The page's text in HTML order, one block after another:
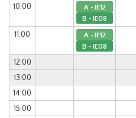
10:00
A - IE12
B - IE08
11:00
A - IE12
B - IE08
12:00
13:00
14:00
15:00